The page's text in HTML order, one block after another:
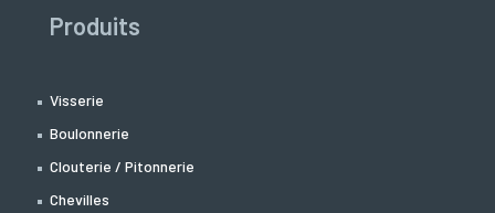
Produits
Visserie
Boulonnerie
Clouterie / Pitonnerie
Chevilles